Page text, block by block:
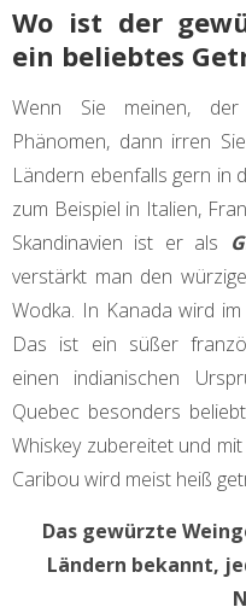
Wo ist der
ein beliebtes
Wenn Sie meinen,
Phänomen, dann irren
Ländern ebenfalls gern in
zum Beispiel in Italien,
Skandinavien ist er als
verstärkt man den
Wodka. In Kanada wird
Das ist ein süßer
einen indianischen
Quebec besonders
Whiskey zubereitet und
Caribou wird meist heiß
Das gewürzte
Ländern bekannt,